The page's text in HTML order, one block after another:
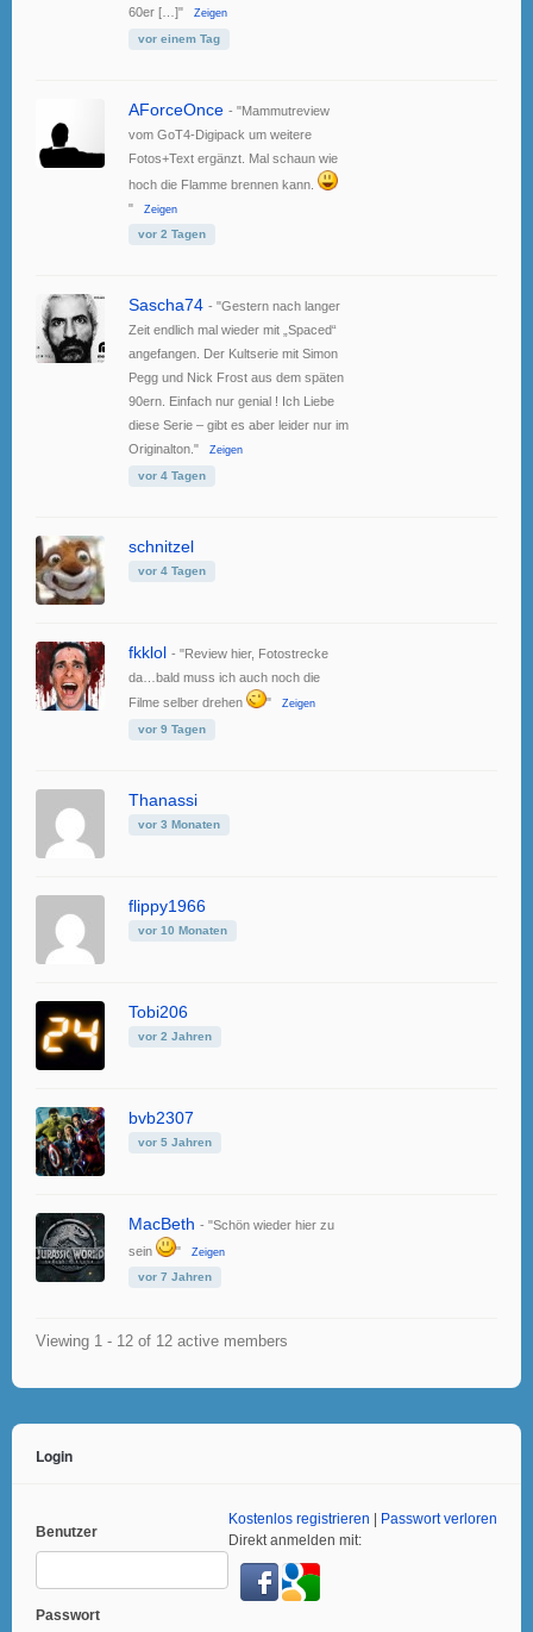
60er […]"
Zeigen
vor einem Tag
AForceOnce - "Mammutreview
vom GoT4-Digipack um weitere
Fotos+Text ergänzt. Mal schaun wie
hoch die Flamme brennen kann.
"
Zeigen
vor 2 Tagen
Sascha74 - "Gestern nach langer
Zeit endlich mal wieder mit „Spaced“
angefangen. Der Kultserie mit Simon
Pegg und Nick Frost aus dem späten
90ern. Einfach nur genial ! Ich Liebe
diese Serie – gibt es aber leider nur im
Originalton."
Zeigen
vor 4 Tagen
schnitzel
vor 4 Tagen
fkklol - "Review hier, Fotostrecke
da…bald muss ich auch noch die
Filme selber drehen
" Zeigen
vor 9 Tagen
Thanassi
vor 3 Monaten
flippy1966
vor 10 Monaten
Tobi206
vor 2 Jahren
bvb2307
vor 5 Jahren
MacBeth - "Schön wieder hier zu
sein
" Zeigen
vor 7 Jahren
Viewing 1 - 12 of 12 active members
Login
Benutzer
Passwort
Kostenlos registrieren
Passwort verloren
Direkt anmelden mit: